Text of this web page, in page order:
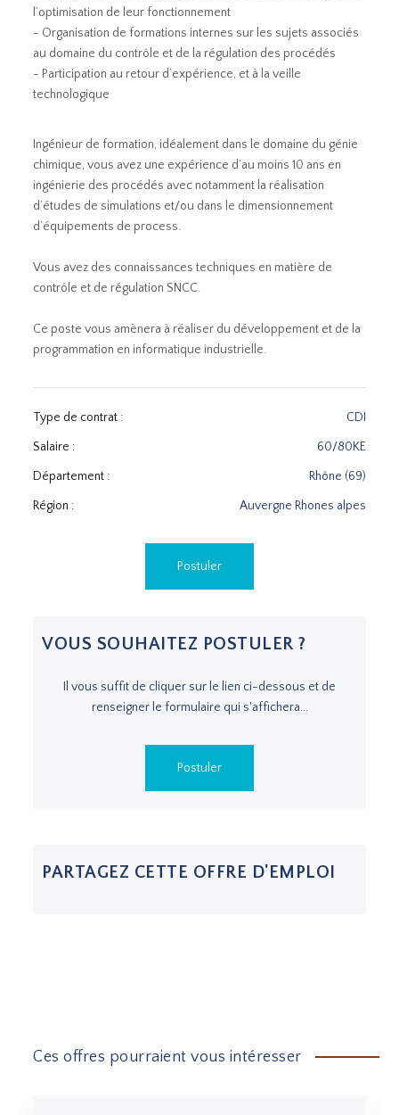
l’optimisation de leur fonctionnement
- Organisation de formations internes sur les sujets associés
au domaine du contrôle et de la régulation des procédés
- Participation au retour d’expérience, et à la veille
technologique
Ingénieur de formation, idéalement dans le domaine du génie
chimique, vous avez une expérience d’au moins 10 ans en
ingénierie des procédés avec notamment la réalisation
d’études de simulations et/ou dans le dimensionnement
d’équipements de process.
Vous avez des connaissances techniques en matière de
contrôle et de régulation SNCC.
Ce poste vous amènera à réaliser du développement et de la
programmation en informatique industrielle.
Type de contrat : CDI
Salaire : 60/80KE
Département : Rhône (69)
Région : Auvergne Rhones alpes
Postuler
VOUS SOUHAITEZ POSTULER ?
Il vous suffit de cliquer sur le lien ci-dessous et de
renseigner le formulaire qui s'affichera...
Postuler
PARTAGEZ CETTE OFFRE D'EMPLOI
Ces offres pourraient vous intéresser